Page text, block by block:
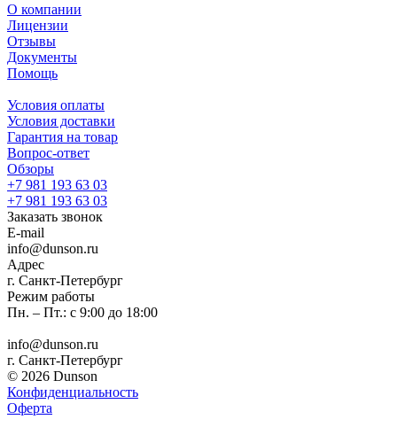
О компании
Лицензии
Отзывы
Документы
Помощь
Условия оплаты
Условия доставки
Гарантия на товар
Вопрос-ответ
Обзоры
+7 981 193 63 03
+7 981 193 63 03
Заказать звонок
E-mail
info@dunson.ru
Адрес
г. Санкт-Петербург
Режим работы
Пн. – Пт.: с 9:00 до 18:00
info@dunson.ru
г. Санкт-Петербург
© 2026 Dunson
Конфиденциальность
Оферта